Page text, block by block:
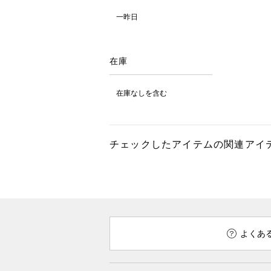
一昨日
在庫
在庫なしを含む
チェックしたアイテムの関連アイ
よくあ